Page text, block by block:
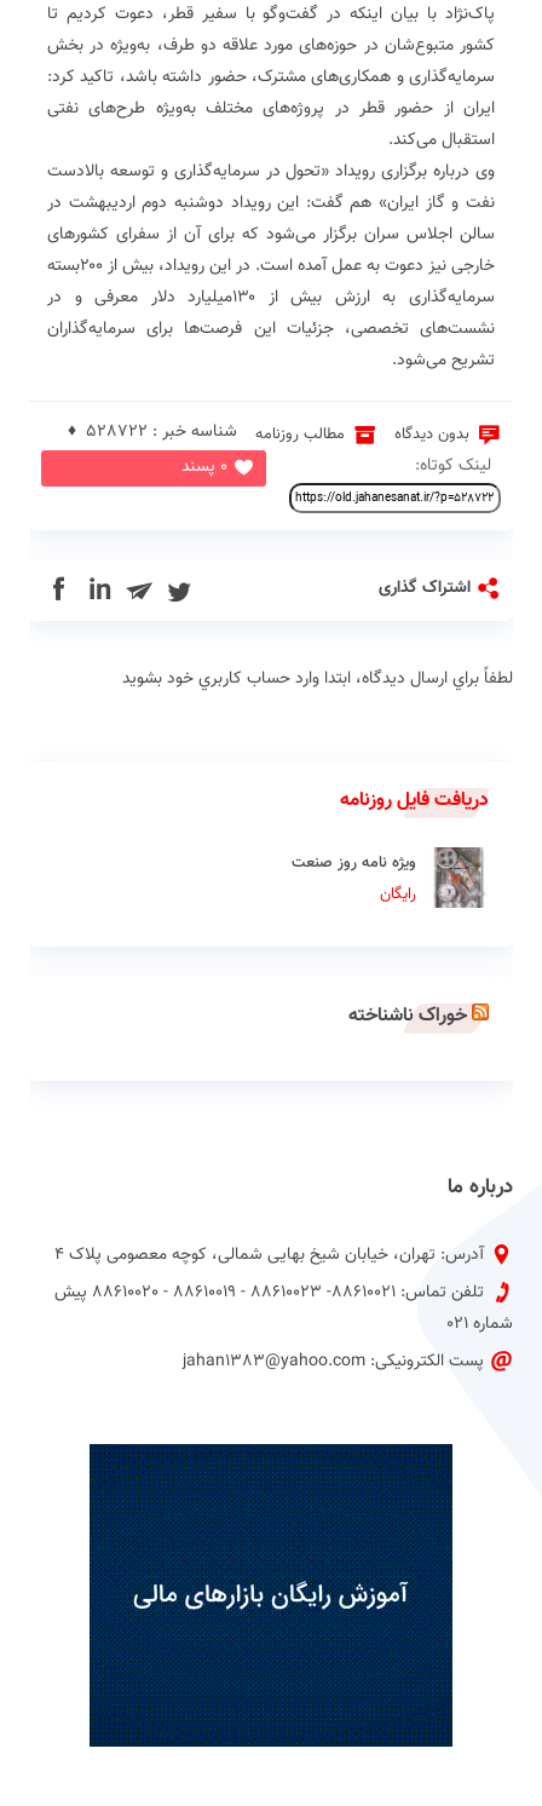
پاک‌نژاد با بیان اینکه در گفت‌وگو با سفیر قطر، دعوت کردیم تا
کشور متبوع‌شان در حوزه‌های مورد علاقه دو طرف، به‌ویژه در بخش
سرمایه‌گذاری و همکاری‌های مشترک، حضور داشته باشد، تاکید کرد:
ایران از حضور قطر در پروژه‌های مختلف به‌ویژه طرح‌های نفتی
استقبال می‌کند.
وی درباره برگزاری رویداد «تحول در سرمایه‌گذاری و توسعه بالادست
نفت و گاز ایران» هم گفت: این رویداد دوشنبه دوم اردیبهشت‌ در
سالن اجلاس سران برگزار می‌شود که برای آن از سفرای کشورهای
خارجی نیز دعوت به‌ عمل آمده است. در این رویداد، بیش از ۲۰۰‌بسته
سرمایه‌گذاری به ارزش بیش از ۱۳۰‌میلیارد دلار معرفی و در
نشست‌های تخصصی، جزئیات این فرصت‌ها برای سرمایه‌گذاران
تشریح می‌شود.
بدون دیدگاه مطالب روزنامه
0 پسند
شناسه خبر : 528722 ♦
لینک کوتاه:
اشتراک گذاری in
لطفاً براي ارسال دیدگاه، ابتدا وارد حساب كاربري خود بشويد
دریافت فایل روزنامه
ویژه نامه روز صنعت
رایگان
خوراک ناشناخته
درباره ما
آدرس: تهران، خیابان شیخ بهایی شمالی، کوچه معصومی پلاک 4
تلفن تماس: 88610021- 88610023 - 88610019 - 88610020 پیش
شماره 021
پست الکترونیکی: jahan1383@yahoo.com